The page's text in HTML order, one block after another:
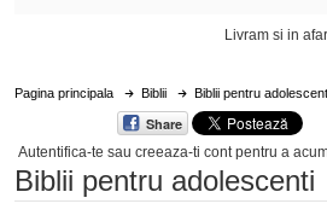
Livram si in
Pagina principala Biblii Biblii pentru
Share
Autentifica-te sau creeaza-ti contpentru a
Biblii pentru adolescenti